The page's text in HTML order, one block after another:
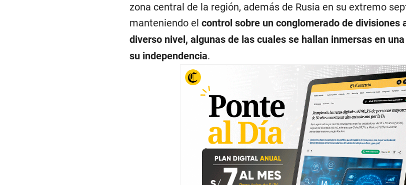
zona central de la región, además de Rusia en su extremo
manteniendo el control sobre un conglomerado de divisiones
diverso nivel, algunas de las cuales se hallan inmersas en
su independencia.